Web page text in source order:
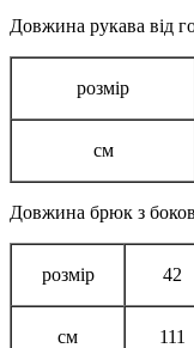
Довжина рукава від
розмір
см
Довжина брюк з
розмір 42
см 111